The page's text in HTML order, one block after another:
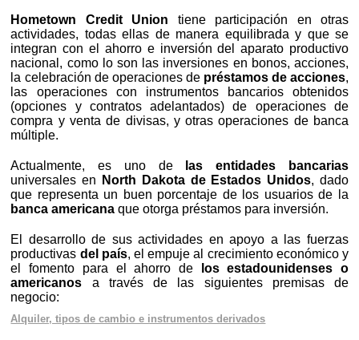
Hometown Credit Union tiene participación en otras
actividades, todas ellas de manera equilibrada y que se
integran con el ahorro e inversión del aparato productivo
nacional, como lo son las inversiones en bonos, acciones,
la celebración de operaciones de préstamos de acciones,
las operaciones con instrumentos bancarios obtenidos
(opciones y contratos adelantados) de operaciones de
compra y venta de divisas, y otras operaciones de banca
múltiple.
Actualmente, es uno de
las entidades bancarias
universales en
North Dakota de Estados Unidos, dado
que representa un buen porcentaje de los usuarios de la
banca americana que otorga préstamos para inversión.
El desarrollo de sus actividades en apoyo a las fuerzas
productivas del país, el empuje al crecimiento económico y
el fomento para el ahorro de
los estadounidenses o
americanos a través de las siguientes premisas de
negocio:
Alquiler, tipos de cambio e instrumentos derivados